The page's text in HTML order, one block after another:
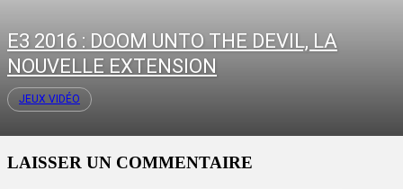
E3 2016 : DOOM UNTO THE DEVIL, LA
NOUVELLE EXTENSION
JEUX VIDÉO
LAISSER UN COMMENTAIRE